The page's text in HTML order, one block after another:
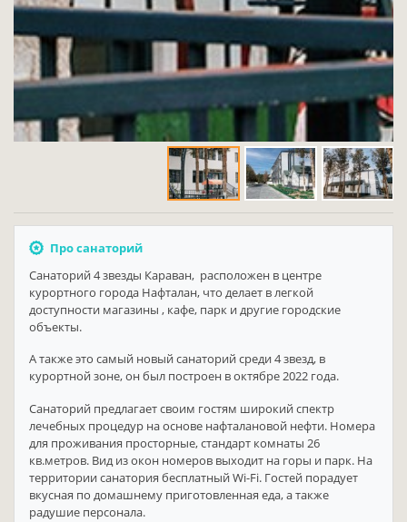
Про санаторий
Cанаторий 4 звезды Караван, расположен в центре
курортного города Нафталан, что делает в легкой
доступности магазины , кафе, парк и другие городские
объекты.
А также это самый новый санаторий среди 4 звезд, в
курортной зоне, он был построен в октябре 2022 года.
Санаторий предлагает своим гостям широкий спектр
лечебных процедур на основе нафталановой нефти. Номера
для проживания просторные, стандарт комнаты 26
кв.метров. Вид из окон номеров выходит на горы и парк. На
территории санатория бесплатный Wi-Fi. Гостей порадует
вкусная по домашнему приготовленная еда, а также
радушие персонала.